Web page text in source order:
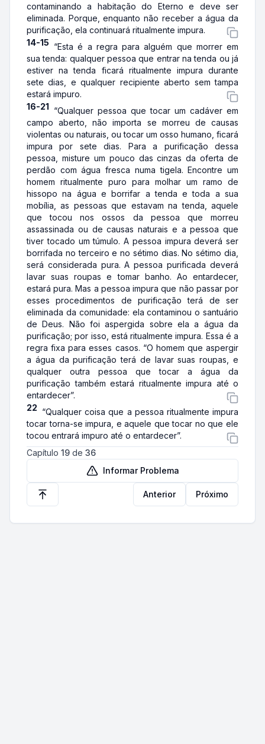
contaminando a habitação do Eterno e deve ser
eliminada. Porque, enquanto não receber a água da
purificação, ela continuará ritualmente impura.
14-15 “Esta é a regra para alguém que morrer em
sua tenda: qualquer pessoa que entrar na tenda ou já
estiver na tenda ficará ritualmente impura durante
sete dias, e qualquer recipiente aberto sem tampa
estará impuro.
16-21 “Qualquer pessoa que tocar um cadáver em
campo aberto, não importa se morreu de causas
violentas ou naturais, ou tocar um osso humano, ficará
impura por sete dias. Para a purificação dessa
pessoa, misture um pouco das cinzas da oferta de
perdão com água fresca numa tigela. Encontre um
homem ritualmente puro para molhar um ramo de
hissopo na água e borrifar a tenda e toda a sua
mobília, as pessoas que estavam na tenda, aquele
que tocou nos ossos da pessoa que morreu
assassinada ou de causas naturais e a pessoa que
tiver tocado um túmulo. A pessoa impura deverá ser
borrifada no terceiro e no sétimo dias. No sétimo dia,
será considerada pura. A pessoa purificada deverá
lavar suas roupas e tomar banho. Ao entardecer,
estará pura. Mas a pessoa impura que não passar por
esses procedimentos de purificação terá de ser
eliminada da comunidade: ela contaminou o santuário
de Deus. Não foi aspergida sobre ela a água da
purificação; por isso, está ritualmente impura. Essa é a
regra fixa para esses casos. “O homem que aspergir
a água da purificação terá de lavar suas roupas, e
qualquer outra pessoa que tocar a água da
purificação também estará ritualmente impura até o
entardecer”.
22 “Qualquer coisa que a pessoa ritualmente impura
tocar torna-se impura, e aquele que tocar no que ele
tocou entrará impuro até o entardecer”.
Capítulo 19 de 36
Informar Problema
Anterior Próximo